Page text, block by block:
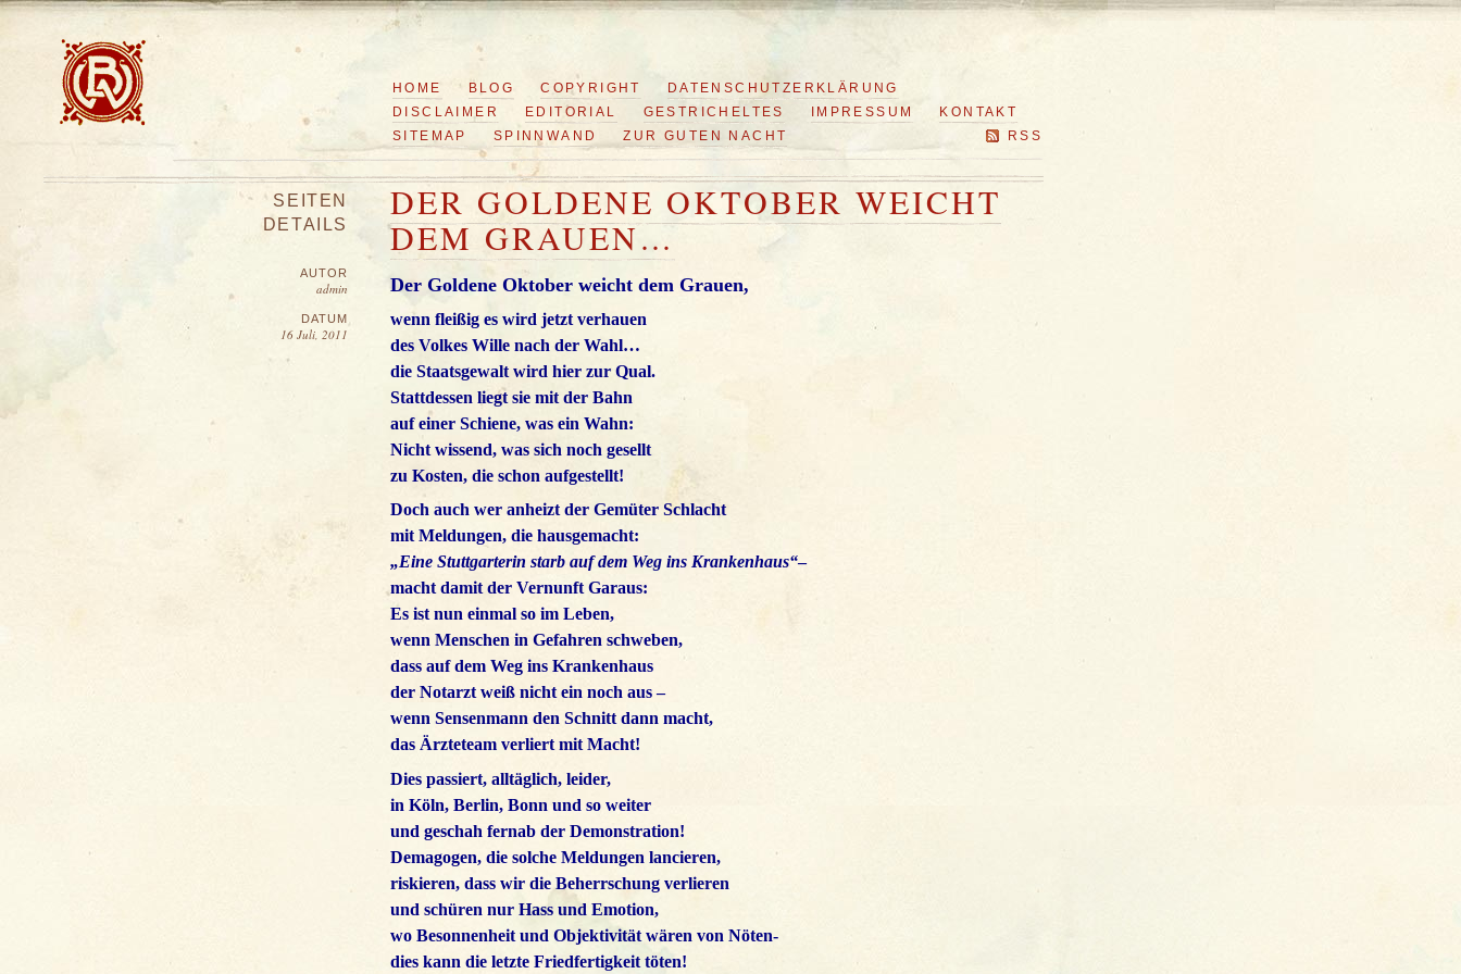
HOME BLOG COPYRIGHT
DATENSCHUTZERKLÄRUNG
DISCLAIMER
EDITORIAL GESTRICHELTES IMPRESSUM
KONTAKT
SITEMAP
SPINNWAND ZUR GUTEN NACHT RSS
SEITEN
DETAILS
AUTOR
admin
DATUM
16 Juli, 2011
DER GOLDENE OKTOBER WEICHT
DEM GRAUEN…
Der Goldene Oktober weicht dem Grauen,
wenn fleißig es wird jetzt verhauen
des Volkes Wille nach der Wahl…
die Staatsgewalt wird hier zur Qual.
Stattdessen liegt sie mit der Bahn
auf einer Schiene, was ein Wahn:
Nicht wissend, was sich noch gesellt
zu Kosten, die schon aufgestellt!
Doch auch wer anheizt der Gemüter Schlacht
mit Meldungen, die hausgemacht:
„Eine Stuttgarterin starb auf dem Weg ins Krankenhaus“–
macht damit der Vernunft Garaus:
Es ist nun einmal so im Leben,
wenn Menschen in Gefahren schweben,
dass auf dem Weg ins Krankenhaus
der Notarzt weiß nicht ein noch aus –
wenn Sensenmann den Schnitt dann macht,
das Ärzteteam verliert mit Macht!
Dies passiert, alltäglich, leider,
in Köln, Berlin, Bonn und so weiter
und geschah fernab der Demonstration!
Demagogen, die solche Meldungen lancieren,
riskieren, dass wir die Beherrschung verlieren
und schüren nur Hass und Emotion,
wo Besonnenheit und Objektivität wären von Nöten-
dies kann die letzte Friedfertigkeit töten!